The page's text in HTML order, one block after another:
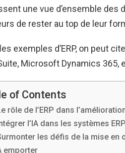
une vue d’ensemble des
de rester au top de leur
exemples d’ERP, on peut
Microsoft Dynamics 365,
of Contents
rôle de l’ERP dans
l’IA dans les systèmes ERP
les défis de la mise en
emporter